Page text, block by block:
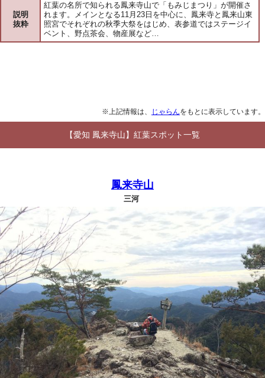
説明
抜粋
紅葉の名所で知られる鳳来寺山で「もみじまつり」が開催さ
れます。メインとなる11月23日を中心に、鳳来寺と鳳来山東
照宮でそれぞれの秋季大祭をはじめ、表参道ではステージイ
ベント、野点茶会、物産展など…
※上記情報は、 じゃらんをもとに表示しています。
【愛知 鳳来寺山】紅葉スポット一覧
鳳来寺山
三河